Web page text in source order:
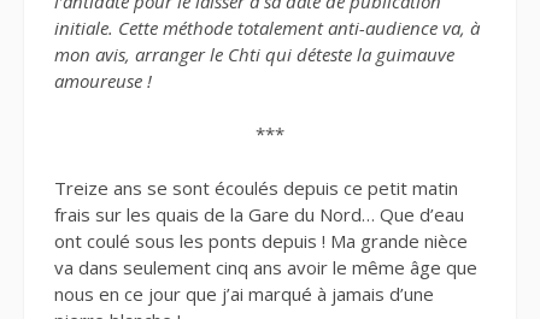
initiale. Cette méthode totalement anti-audience va, à
mon avis, arranger le Chti qui déteste la guimauve
amoureuse !
***
Treize ans se sont écoulés depuis ce petit matin
frais sur les quais de la Gare du Nord… Que d’eau
ont coulé sous les ponts depuis ! Ma grande nièce
va dans seulement cinq ans avoir le même âge que
nous en ce jour que j’ai marqué à jamais d’une